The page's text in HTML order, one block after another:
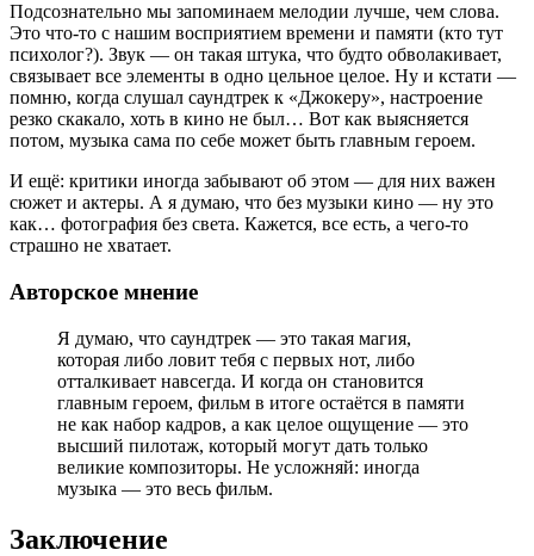
Подсознательно мы запоминаем мелодии лучше, чем слова.
Это что-то с нашим восприятием времени и памяти (кто тут
психолог?). Звук — он такая штука, что будто обволакивает,
связывает все элементы в одно цельное целое. Ну и кстати —
помню, когда слушал саундтрек к «Джокеру», настроение
резко скакало, хоть в кино не был… Вот как выясняется
потом, музыка сама по себе может быть главным героем.
И ещё: критики иногда забывают об этом — для них важен
сюжет и актеры. А я думаю, что без музыки кино — ну это
как… фотография без света. Кажется, все есть, а чего-то
страшно не хватает.
Авторское мнение
Я думаю, что саундтрек — это такая магия,
которая либо ловит тебя с первых нот, либо
отталкивает навсегда. И когда он становится
главным героем, фильм в итоге остаётся в памяти
не как набор кадров, а как целое ощущение — это
высший пилотаж, который могут дать только
великие композиторы. Не усложняй: иногда
музыка — это весь фильм.
Заключение